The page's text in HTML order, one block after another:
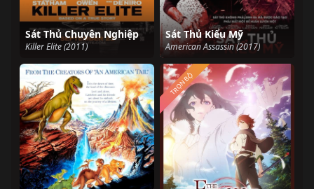
Sát Thủ Chuyên Nghiệp
Killer Elite (2011)
Sát Thủ Kiểu Mỹ
American Assassin (2017)
TRỌN BỘ